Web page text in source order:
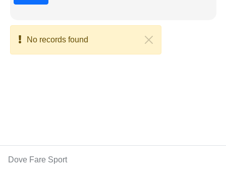
No records found
Dove Fare Sport